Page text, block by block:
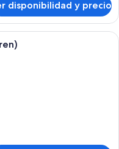
disponibilidad y precio
de hotel con sofá,